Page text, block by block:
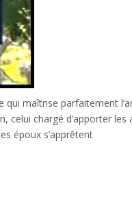
maîtrise parfaitement
celui chargé d’apporter les
époux s’apprêtent